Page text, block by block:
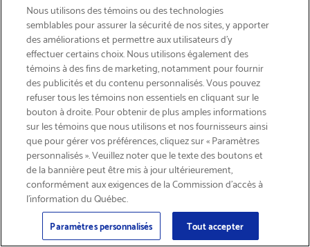
INSCRIVEZ-VOUS & ÉCONOMISEZ 15%
Courriel
Inscription
Nous utilisons des témoins ou des technologies
semblables pour assurer la sécurité de nos sites, y apporter
des améliorations et permettre aux utilisateurs d’y
effectuer certains choix. Nous utilisons également des
témoins à des fins de marketing, notamment pour fournir
des publicités et du contenu personnalisés. Vous pouvez
refuser tous les témoins non essentiels en cliquant sur le
bouton à droite. Pour obtenir de plus amples informations
sur les témoins que nous utilisons et nos fournisseurs ainsi
que pour gérer vos préférences, cliquez sur « Paramètres
personnalisés ». Veuillez noter que le texte des boutons et
de la bannière peut être mis à jour ultérieurement,
conformément aux exigences de la Commission d’accès à
l’information du Québec.
Paramètres personnalisés Tout accepter